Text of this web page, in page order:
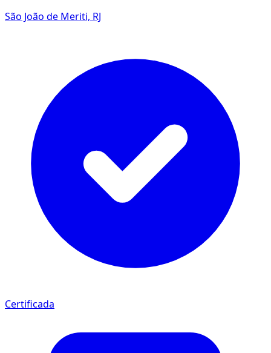
São João de Meriti, RJ
Certificada